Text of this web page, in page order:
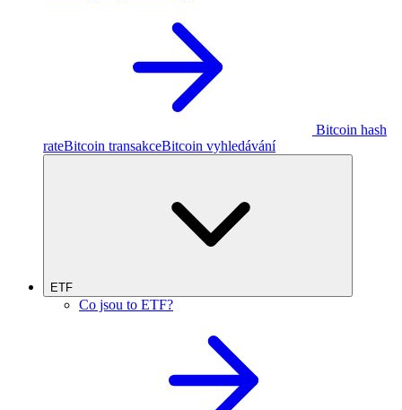
Bitcoin hash
rateBitcoin transakceBitcoin vyhledávání
ETF
Co jsou to ETF?